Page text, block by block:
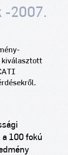
-2007.
kiválasztott
100 fokú